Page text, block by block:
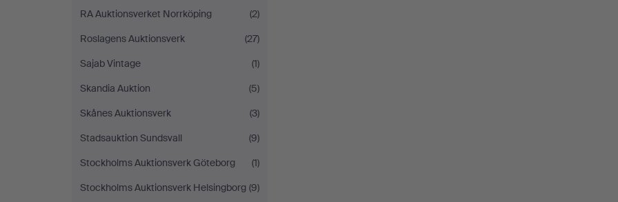
RA Auktionsverket Norrköping
(2)
Roslagens Auktionsverk
(27)
Sajab Vintage
(1)
Skandia Auktion
(5)
Skånes Auktionsverk
(3)
Stadsauktion Sundsvall
(9)
Stockholms Auktionsverk Göteborg
(1)
Stockholms Auktionsverk Helsingborg (9)